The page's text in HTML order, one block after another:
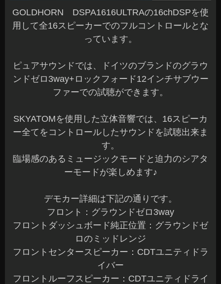
GOLDHORN DSPA1616ULTRAの16chDSPを使
用して全16スピーカーでのフルコントロールとな
っています。
ピュアサウンドでは、ドイツのブランドのグラウ
ンドゼロ3way+ロックフォード12インチサブウー
ファーでの試聴ができます。
SKYATOMを使用した立体音響では、16スピーカ
ー全てをコントロールしたサウンドを試聴出来ま
す。
臨場感のあるミュージックモードと迫力のシアタ
ーモードが楽しめます♪
デモカー詳細は下記の通りです。
フロント：グラウンドゼロ3way
フロントダッシュボード純正位置：グラウンドゼ
ロのミッドレンジ
フロントセンタースピーカー：CDTユニティドラ
イバー
フロントルーフスピーカー：CDTユニティドライ